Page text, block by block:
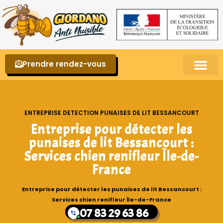
Prendre rendez-vous
ENTREPRISE DETECTION PUNAISES DE LIT BESSANCOURT
Entreprise pour détecter les
punaises de lit Bessancourt :
Services chien renifleur Île-de-
France
Entreprise pour détecter les punaises de lit Bessancourt :
Services chien renifleur Île-de-France
07 83 29 63 86